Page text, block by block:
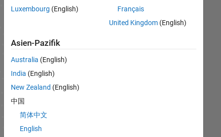
Vorstellungsgespräch
Luxembourg (English)
Français
United Kingdom(English)
Asien-Pazifik
Australia (English)
India (English)
New Zealand (English)
中国
简体中文
English